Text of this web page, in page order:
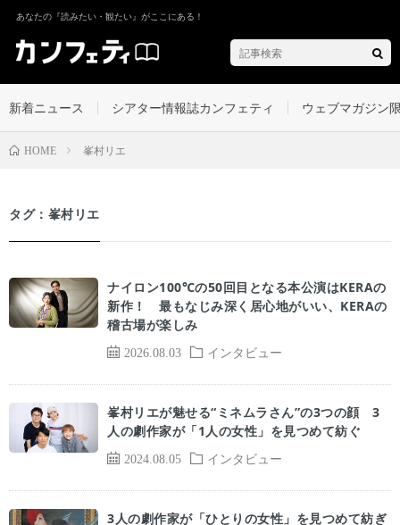
あなたの『読みたい・観たい』がここにある！
新着ニュース シアター情報誌カンフェティ ウェブマガジン
HOME 峯村リエ
タグ：峯村リエ
2026.08.03 インタビュー
ナイロン100℃の50回目となる本公演はKERAの
新作！ 最もなじみ深く居心地がいい、KERAの
稽古場が楽しみ
2024.08.05 インタビュー
峯村リエが魅せる“ミネムラさん”の3つの顔 3
人の劇作家が「1人の女性」を見つめて紡ぐ
3人の劇作家が「ひとりの女性」を見つめて紡ぎ